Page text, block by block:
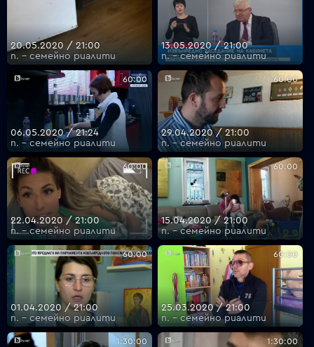
20.05.2020 / 21:00
п. - семейно риалити
13.05.2020 / 21:00
п. - семейно риалити
60:00
06.05.2020 / 21:24
п. - семейно риалити
60:00
29.04.2020 / 21:00
п. - семейно риалити
60:00
22.04.2020 / 21:00
п. - семейно риалити
60:00
15.04.2020 / 21:00
п. - семейно риалити
60:00
01.04.2020 / 21:00
п. - семейно риалити
60:00
25.03.2020 / 21:00
п. - семейно риалити
1:30:00 1:30:00